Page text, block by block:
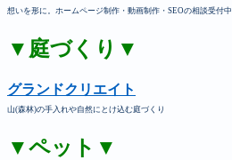
想いを形に。ホームページ制作・動画制作・SEOの相談受付中
▼庭づくり▼
グランドクリエイト
山(森林)の手入れや自然にとけ込む庭づくり
▼ペット▼